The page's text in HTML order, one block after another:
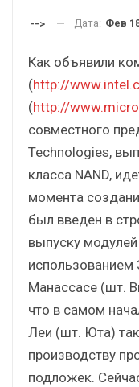
--> Дата: Фев
Как объявили
(http://
(http://
совместного
Technologies,
класса NAND,
момента
был введен в
выпуску
Манассасе (шт.
что в самом
Леи (шт. Юта)
производству
подложек.